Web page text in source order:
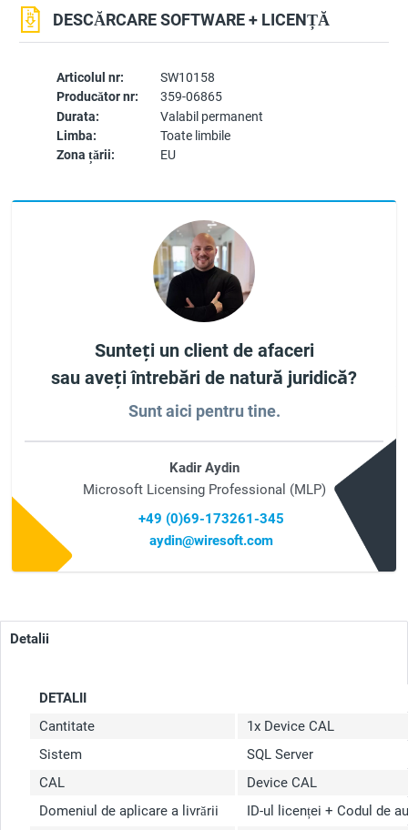
Articolul nr:
SW10158
Producător nr:
359-06865
Durata:
Valabil permanent
Limba:
Toate limbile
Zona țării:
EU
DESCĂRCARE SOFTWARE + LICENȚĂ
Sunteți un client de afaceri
sau aveți întrebări de natură juridică?
Sunt aici pentru tine.
Kadir Aydin
Microsoft Licensing Professional (MLP)
+49 (0)69-173261-345
aydin@wiresoft.com
Detalii
DETALII
Cantitate
1x Device CAL
Sistem
SQL Server
CAL
Device CAL
Domeniul de aplicare a livrării
ID-ul licenței + Codul de